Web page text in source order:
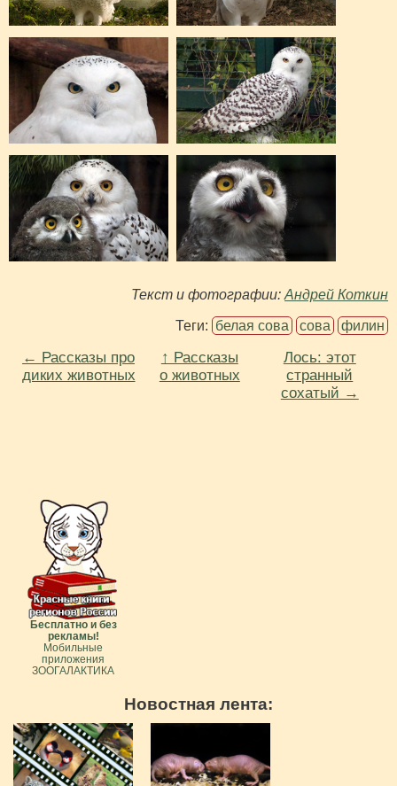
Текст и фотографии:Андрей Коткин
Теги: белая сова сова филин
← Рассказы про
диких животных
↑ Рассказы
о животных
Лось: этот
странный
сохатый →
Бесплатно и без
рекламы!
Мобильные
приложения
ЗООГАЛАКТИКА
Новостная лента: